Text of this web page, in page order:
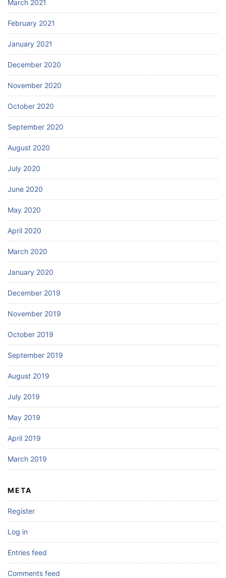
March 2021
February 2021
January 2021
December 2020
November 2020
October 2020
September 2020
August 2020
July 2020
June 2020
May 2020
April 2020
March 2020
January 2020
December 2019
November 2019
October 2019
September 2019
August 2019
July 2019
May 2019
April 2019
March 2019
META
Register
Log in
Entries feed
Comments feed